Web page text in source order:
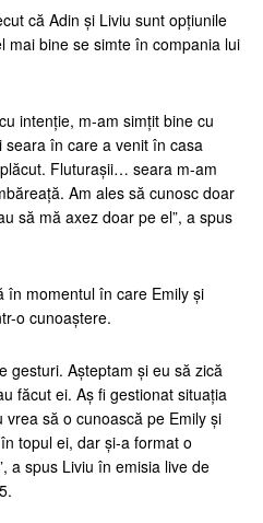
că Adin și Liviu sunt opțiunile
mai bine se simte în compania lui
intenție, m-am simțit bine cu
seara în care a venit în casa
Fluturașii… seara m-am
Am ales să cunosc doar
să mă axez doar pe el”, a spus
în momentul în care Emily și
o cunoaștere.
gesturi. Așteptam și eu să zică
făcut ei. Aș fi gestionat situația
să o cunoască pe Emily și
topul ei, dar și-a format o
a spus Liviu în emisia live de